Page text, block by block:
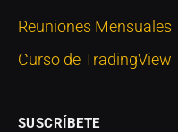
Reuniones Mensuales
Curso de TradingView
SUSCRÍBETE